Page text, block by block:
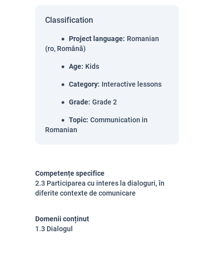
Classification
Project language: Romanian
(ro, Română)
Age: Kids
Category: Interactive lessons
Grade: Grade 2
Topic: Communication in
Romanian
Competențe specifice
2.3 Participarea cu interes la dialoguri, în
diferite contexte de comunicare
Domenii conținut
1.3 Dialogul